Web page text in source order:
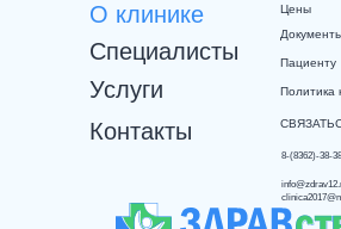
О клинике
Специалисты
Услуги
Контакты
Цены
Пациенту
Политика
8-(8362)-38-